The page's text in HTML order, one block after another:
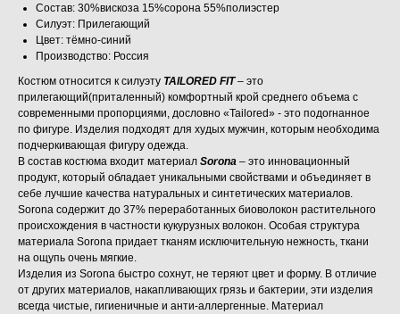
Состав: 30%вискоза 15%сорона 55%полиэстер
Силуэт: Прилегающий
Цвет: тёмно-синий
Производство: Россия
Костюм относится к силуэту TAILORED FIT– это
прилегающий(приталенный) комфортный крой среднего объема с
современными пропорциями, дословно «Tailored» - это подогнанное
по фигуре. Изделия подходят для худых мужчин, которым необходима
подчеркивающая фигуру одежда.
В состав костюма входит материал Sorona – это инновационный
продукт, который обладает уникальными свойствами и объединяет в
себе лучшие качества натуральных и синтетических материалов.
Sorona содержит до 37% переработанных биоволокон растительного
происхождения в частности кукурузных волокон. Особая структура
материала Sorona придает тканям исключительную нежность, ткани
на ощупь очень мягкие.
Изделия из Sorona быстро сохнут, не теряют цвет и форму. В отличие
от других материалов, накапливающих грязь и бактерии, эти изделия
всегда чистые, гигиеничные и анти-аллергенные. Материал